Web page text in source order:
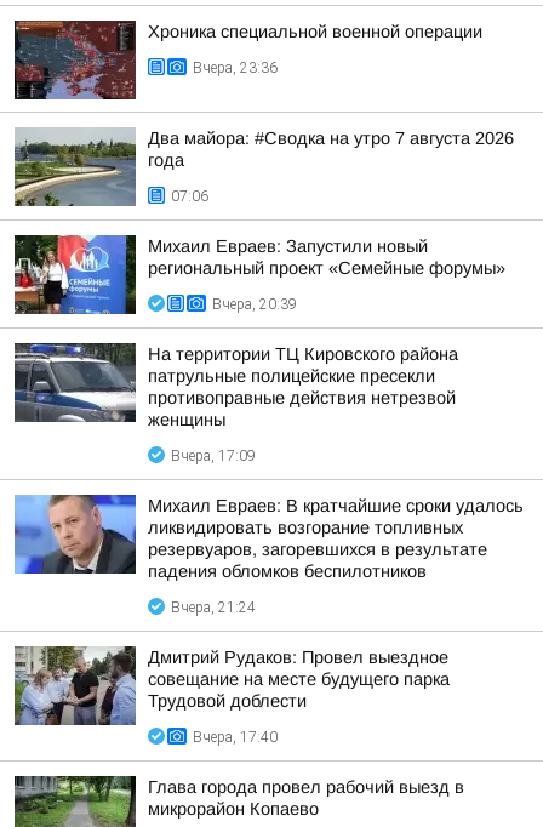
Хроника специальной военной операции
Вчера, 23:36
Два майора: #Сводка на утро 7 августа 2026
года
07:06
Михаил Евраев: Запустили новый
региональный проект «Семейные форумы»
Вчера, 20:39
На территории ТЦ Кировского района
патрульные полицейские пресекли
противоправные действия нетрезвой
женщины
Вчера, 17:09
Михаил Евраев: В кратчайшие сроки удалось
ликвидировать возгорание топливных
резервуаров, загоревшихся в результате
падения обломков беспилотников
Вчера, 21:24
Дмитрий Рудаков: Провел выездное
совещание на месте будущего парка
Трудовой доблести
Вчера, 17:40
Глава города провел рабочий выезд в
микрорайон Копаево